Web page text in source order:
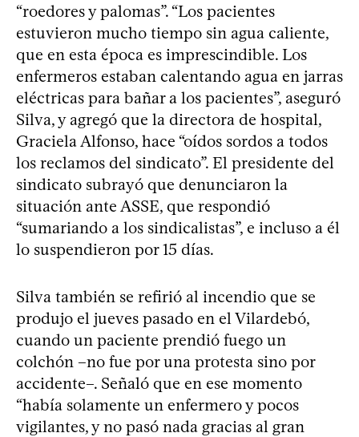
“roedores y palomas”. “Los pacientes
estuvieron mucho tiempo sin agua caliente,
que en esta época es imprescindible. Los
enfermeros estaban calentando agua en jarras
eléctricas para bañar a los pacientes”, aseguró
Silva, y agregó que la directora de hospital,
Graciela Alfonso, hace “oídos sordos a todos
los reclamos del sindicato”. El presidente del
sindicato subrayó que denunciaron la
situación ante ASSE, que respondió
“sumariando a los sindicalistas”, e incluso a él
lo suspendieron por 15 días.
Silva también se refirió al incendio que se
produjo el jueves pasado en el Vilardebó,
cuando un paciente prendió fuego un
colchón –no fue por una protesta sino por
accidente–. Señaló que en ese momento
“había solamente un enfermero y pocos
vigilantes, y no pasó nada gracias al gran